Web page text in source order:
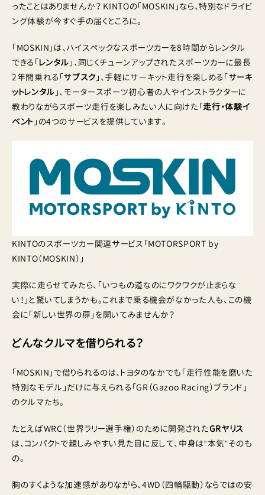
ったことはありませんか？ KINTOの「MOSKIN」なら、特別なドライビ
ング体験が今すぐ手の届くところに。
「MOSKIN」は、ハイスペックなスポーツカーを8時間からレンタル
できる「レンタル 」、同じくチューンアップされたスポーツカーに最長
2年間乗れる「サブスク 」、手軽にサーキット走行を楽しめる「サーキ
ットレンタル 」、モータースポーツ初心者の人やインストラクターに
教わりながらスポーツ走行を楽しみたい人に向けた「走行・体験イ
ベント 」の4つのサービスを提供しています。
KINTOのスポーツカー関連サービス「MOTORSPORT by
KINTO（MOSKIN）」
実際に走らせてみたら、「いつもの道なのにワクワクが止まらな
い！」と驚いてしまうかも。これまで乗る機会がなかった人も、この機
会に「新しい世界の扉」を開いてみませんか？
どんなクルマを借りられる？
「MOSKIN」で借りられるのは、トヨタのなかでも「走行性能を磨いた
特別なモデル」だけに与えられる「GR（Gazoo Racing）ブランド」
のクルマたち。
たとえばWRC（世界ラリー選手権）のために開発されたGRヤリス
は、コンパクトで親しみやすい見た目に反して、中身は“本気”そのも
の。
胸のすくような加速感がありながら、4WD（四輪駆動）ならではの安